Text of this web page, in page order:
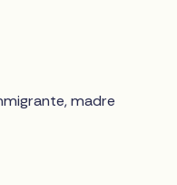
madre